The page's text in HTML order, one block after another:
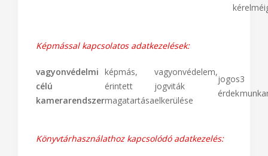
Képmással kapcsolatos adatkezelések:
vagyonvédelmi
célú
kamerarendszer
képmás,
érintett
magatartása
vagyonvédelem,
jogviták
elkerülése
jogos
érdek
3
Könyvtárhasználathoz kapcsolódó adatkezelés: